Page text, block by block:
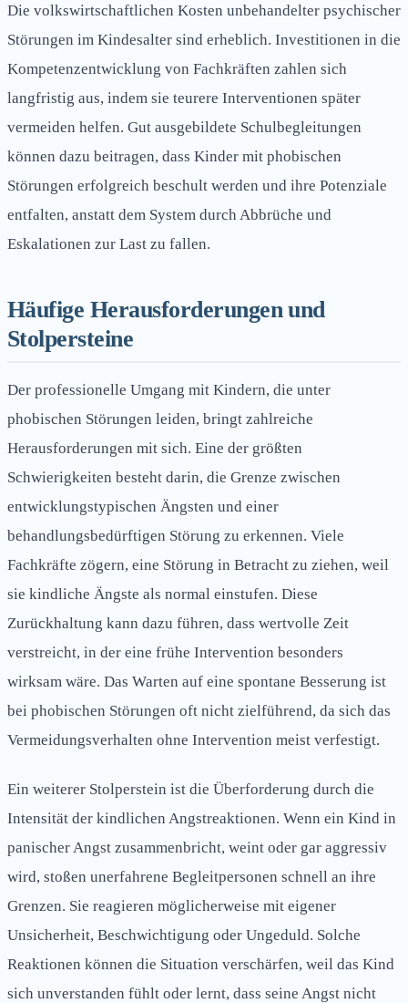
Die volkswirtschaftlichen Kosten unbehandelter psychischer
Störungen im Kindesalter sind erheblich. Investitionen in die
Kompetenzentwicklung von Fachkräften zahlen sich
langfristig aus, indem sie teurere Interventionen später
vermeiden helfen. Gut ausgebildete Schulbegleitungen
können dazu beitragen, dass Kinder mit phobischen
Störungen erfolgreich beschult werden und ihre Potenziale
entfalten, anstatt dem System durch Abbrüche und
Eskalationen zur Last zu fallen.
Häufige Herausforderungen und
Stolpersteine
Der professionelle Umgang mit Kindern, die unter
phobischen Störungen leiden, bringt zahlreiche
Herausforderungen mit sich. Eine der größten
Schwierigkeiten besteht darin, die Grenze zwischen
entwicklungstypischen Ängsten und einer
behandlungsbedürftigen Störung zu erkennen. Viele
Fachkräfte zögern, eine Störung in Betracht zu ziehen, weil
sie kindliche Ängste als normal einstufen. Diese
Zurückhaltung kann dazu führen, dass wertvolle Zeit
verstreicht, in der eine frühe Intervention besonders
wirksam wäre. Das Warten auf eine spontane Besserung ist
bei phobischen Störungen oft nicht zielführend, da sich das
Vermeidungsverhalten ohne Intervention meist verfestigt.
Ein weiterer Stolperstein ist die Überforderung durch die
Intensität der kindlichen Angstreaktionen. Wenn ein Kind in
panischer Angst zusammenbricht, weint oder gar aggressiv
wird, stoßen unerfahrene Begleitpersonen schnell an ihre
Grenzen. Sie reagieren möglicherweise mit eigener
Unsicherheit, Beschwichtigung oder Ungeduld. Solche
Reaktionen können die Situation verschärfen, weil das Kind
sich unverstanden fühlt oder lernt, dass seine Angst nicht